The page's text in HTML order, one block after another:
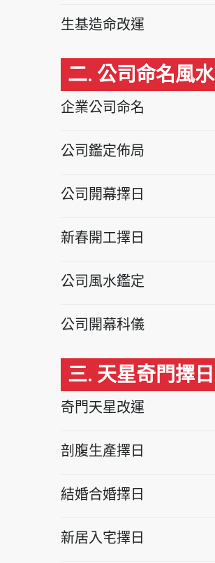
生基造命改運
二. 公司命名風水
企業公司命名
公司鑑定佈局
公司開幕擇日
新春開工擇日
公司風水鑑定
公司開幕科儀
三. 天星奇門擇日
奇門天星改運
剖腹生產擇日
結婚合婚擇日
新居入宅擇日